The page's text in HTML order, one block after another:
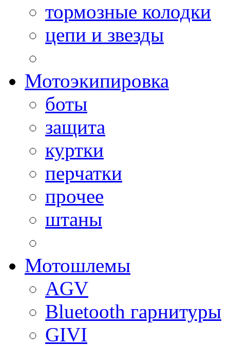
тормозные колодки
цепи и звезды
Мотоэкипировка
боты
защита
куртки
перчатки
прочее
штаны
Мотошлемы
AGV
Bluetooth гарнитуры
GIVI